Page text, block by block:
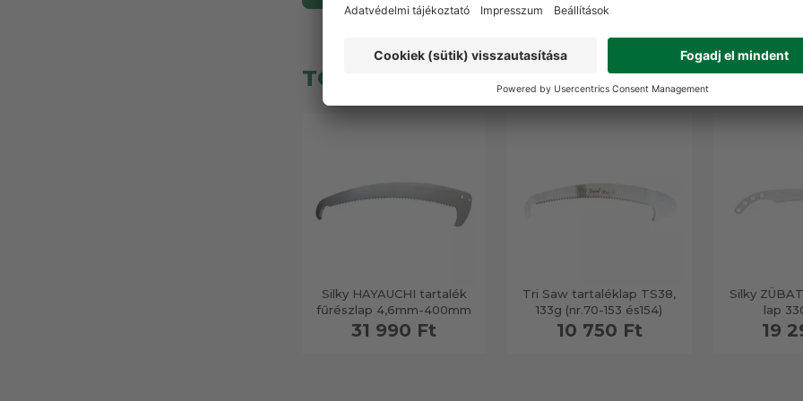
TOP TERMÉKEK
Silky HAYAUCHI tartalék
fűrészlap 4,6mm-400mm
31 990 Ft
Tri Saw tartaléklap TS38,
133g (nr.70-153 és154)
10 750 Ft
Silky
lap
19